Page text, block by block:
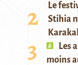
Le
Stihia
Les
moins